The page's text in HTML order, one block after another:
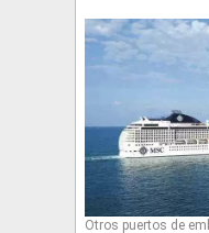
Otros puertos de